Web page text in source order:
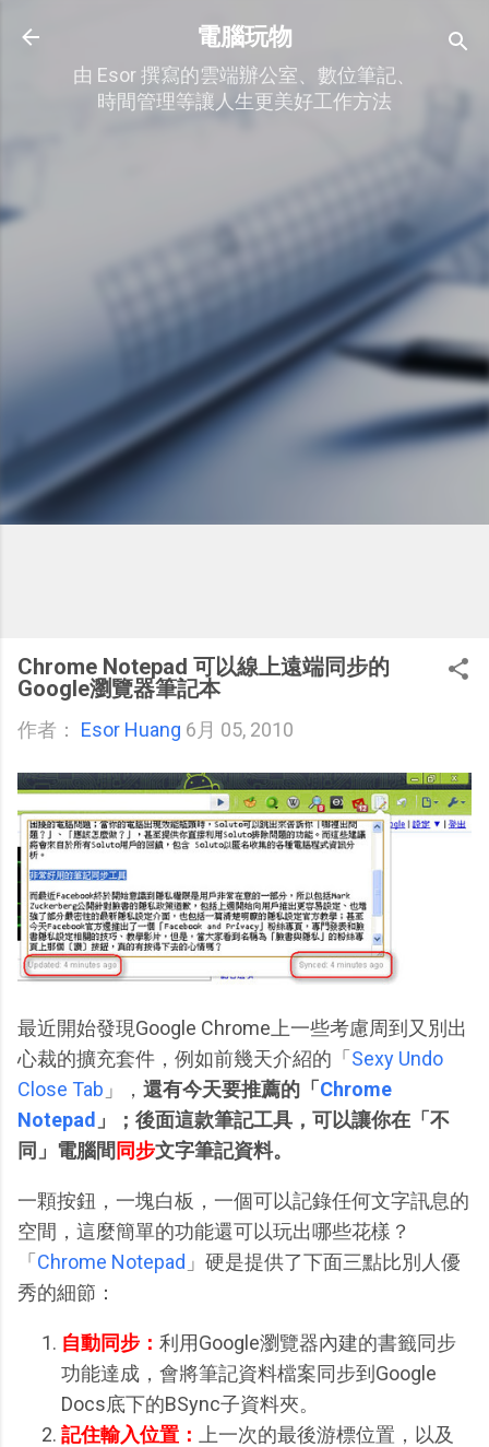
跳到主要內容
電腦玩物
由 Esor 撰寫的雲端辦公室、數位筆記、
時間管理等讓人生更美好工作方法
Chrome Notepad 可以線上遠端同步的
Google瀏覽器筆記本
作者： Esor Huang 6月 05, 2010
最近開始發現Google Chrome上一些考慮周到又別出
心裁的擴充套件，例如前幾天介紹的「Sexy Undo
Close Tab 」， 還有今天要推薦的「Chrome
Notepad 」；後面這款筆記工具，可以讓你在「不
同」電腦間同步文字筆記資料。
一顆按鈕，一塊白板，一個可以記錄任何文字訊息的
空間，這麼簡單的功能還可以玩出哪些花樣？
「Chrome Notepad 」硬是提供了下面三點比別人優
秀的細節：
自動同步： 利用Google瀏覽器內建的書籤同步
功能達成，會將筆記資料檔案同步到Google
Docs底下的BSync子資料夾。
記住輸入位置：
上一次的最後游標位置，以及